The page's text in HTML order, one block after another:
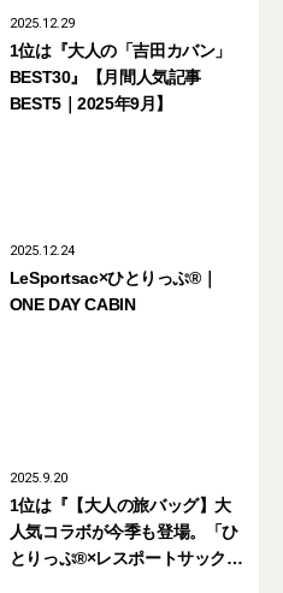
2025.12.29
1位は『大人の「吉田カバン」
BEST30』【月間人気記事
BEST5｜2025年9月】
2025.12.24
LeSportsac×ひとりっぷ®｜
ONE DAY CABIN
2025.9.20
1位は『【大人の旅バッグ】大
人気コラボが今季も登場。「ひ
とりっぷ®×レスポートサック」